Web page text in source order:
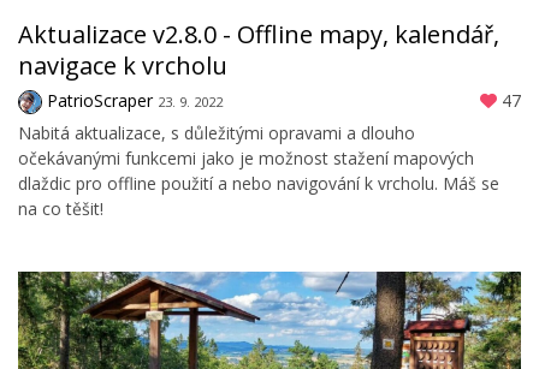
Aktualizace v2.8.0 - Offline mapy, kalendář,
navigace k vrcholu
PatrioScraper 23. 9. 2022
47
Nabitá aktualizace, s důležitými opravami a dlouho
očekávanými funkcemi jako je možnost stažení mapových
dlaždic pro offline použití a nebo navigování k vrcholu. Máš se
na co těšit!